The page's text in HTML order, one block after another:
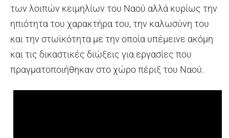
των λοιπών κειμηλίων του Ναού αλλά κυρίως την
ηπιότητα του χαρακτήρα του, την καλωσύνη του
και την στωϊκότητα με την οποία υπέμεινε ακόμη
και τις δικαστικές διώξεις για εργασίες που
πραγματοποιήθηκαν στο χώρο πέριξ του Ναού.